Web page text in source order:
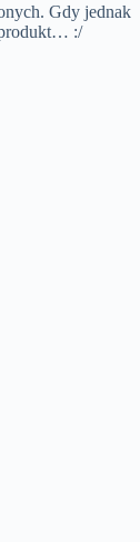
Gdy jednak
produkt… :/